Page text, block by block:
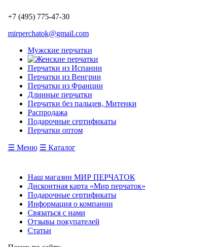
+7 (495) 775-47-30
mirperchatok@gmail.com
Мужские перчатки
Перчатки из Испании
Перчатки из Венгрии
Перчатки из Франции
Длинные перчатки
Перчатки без пальцев, Митенки
Распродажа
Подарочные сертификаты
Перчатки оптом
☰ Меню ☰ Каталог
Наш магазин МИР ПЕРЧАТОК
Дисконтная карта «Мир перчаток»
Подарочные сертификаты
Информация о компании
Связаться с нами
Отзывы покупателей
Статьи